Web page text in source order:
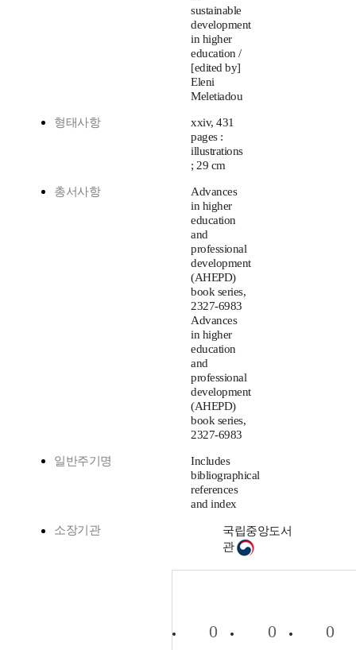
sustainable
development
in higher
education /
[edited by]
Eleni
Meletiadou
형태사항
xxiv, 431
pages :
illustrations
; 29 cm
총서사항
Advances
in higher
education
and
professional
development
(AHEPD)
book series,
2327-6983
Advances
in higher
education
and
professional
development
(AHEPD)
book series,
2327-6983
일반주기명
Includes
bibliographical
references
and index
소장기관
국립중앙도서
관
0 0 0